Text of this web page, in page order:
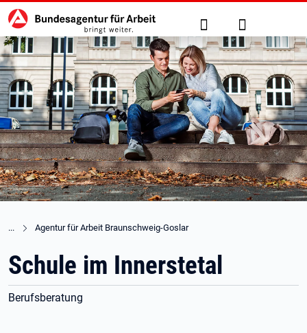
zu den Hauptinhalten springen
Hauptnavigation Suche Anmelden
Agentur für Arbeit Braunschweig-Goslar
Schule im Innerstetal
Berufsberatung